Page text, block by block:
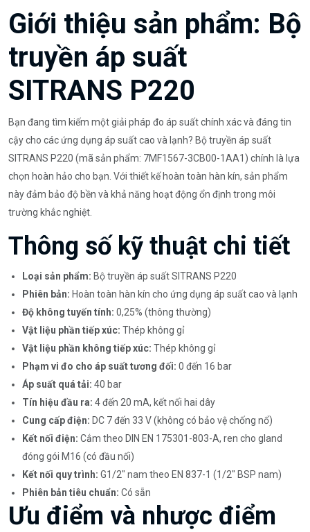
Giới thiệu sản phẩm: Bộ
truyền áp suất
SITRANS P220
Bạn đang tìm kiếm một giải pháp đo áp suất chính xác và đáng tin
cậy cho các ứng dụng áp suất cao và lạnh? Bộ truyền áp suất
SITRANS P220 (mã sản phẩm: 7MF1567-3CB00-1AA1) chính là lựa
chọn hoàn hảo cho bạn. Với thiết kế hoàn toàn hàn kín, sản phẩm
này đảm bảo độ bền và khả năng hoạt động ổn định trong môi
trường khắc nghiệt.
Thông số kỹ thuật chi tiết
Loại sản phẩm: Bộ truyền áp suất SITRANS P220
Phiên bản: Hoàn toàn hàn kín cho ứng dụng áp suất cao và lạnh
Độ không tuyến tính: 0,25% (thông thường)
Vật liệu phần tiếp xúc: Thép không gỉ
Vật liệu phần không tiếp xúc: Thép không gỉ
Phạm vi đo cho áp suất tương đối: 0 đến 16 bar
Áp suất quá tải: 40 bar
Tín hiệu đầu ra: 4 đến 20 mA, kết nối hai dây
Cung cấp điện: DC 7 đến 33 V (không có bảo vệ chống nổ)
Kết nối điện: Cắm theo DIN EN 175301-803-A, ren cho gland
đóng gói M16 (có đầu nối)
Kết nối quy trình: G1/2" nam theo EN 837-1 (1/2" BSP nam)
Phiên bản tiêu chuẩn: Có sẵn
Ưu điểm và nhược điểm